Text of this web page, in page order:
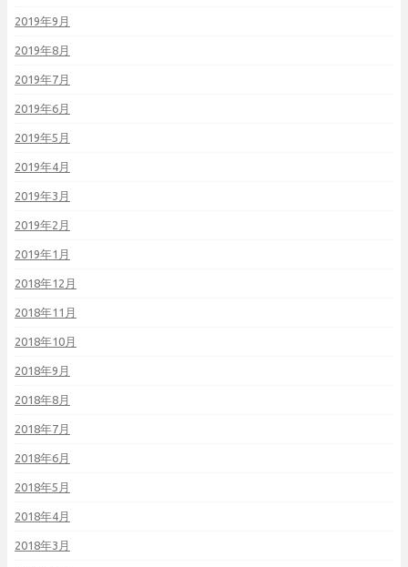
2019年9月
2019年8月
2019年7月
2019年6月
2019年5月
2019年4月
2019年3月
2019年2月
2019年1月
2018年12月
2018年11月
2018年10月
2018年9月
2018年8月
2018年7月
2018年6月
2018年5月
2018年4月
2018年3月